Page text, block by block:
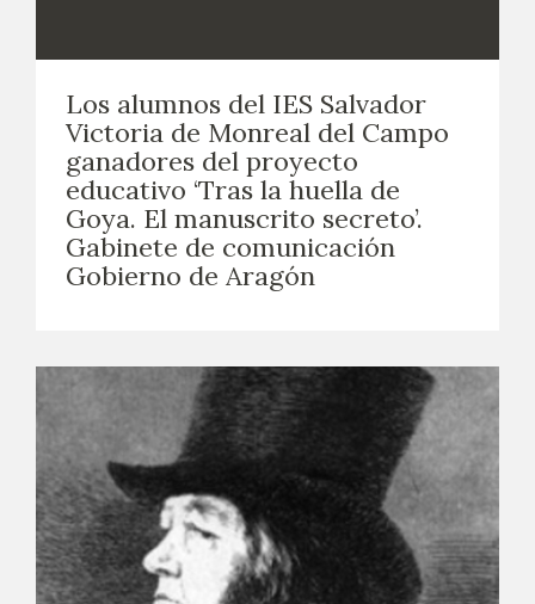
Los alumnos del IES Salvador
Victoria de Monreal del Campo
ganadores del proyecto
educativo ‘Tras la huella de
Goya. El manuscrito secreto’.
Gabinete de comunicación
Gobierno de Aragón